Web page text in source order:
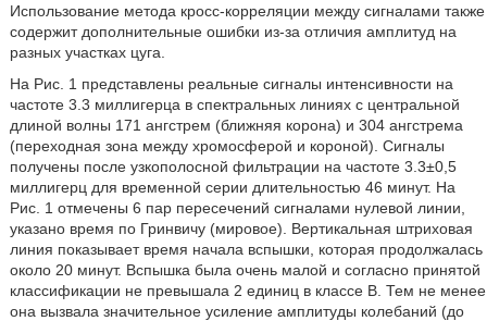
Использование метода кросс-корреляции между сигналами также
содержит дополнительные ошибки из-за отличия амплитуд на
разных участках цуга.
На Рис. 1 представлены реальные сигналы интенсивности на
частоте 3.3 миллигерца в спектральных линиях с центральной
длиной волны 171 ангстрем (ближняя корона) и 304 ангстрема
(переходная зона между хромосферой и короной). Сигналы
получены после узкополосной фильтрации на частоте 3.3±0,5
миллигерц для временной серии длительностью 46 минут. На
Рис. 1 отмечены 6 пар пересечений сигналами нулевой линии,
указано время по Гринвичу (мировое). Вертикальная штриховая
линия показывает время начала вспышки, которая продолжалась
около 20 минут. Вспышка была очень малой и согласно принятой
классификации не превышала 2 единиц в классе В. Тем не менее
она вызвала значительное усиление амплитуды колебаний (до